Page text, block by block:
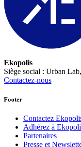
Ekopolis
Siège social : Urban
Contactez-nous
Footer
Contactez
Adhérez à
Partenaires
Presse et